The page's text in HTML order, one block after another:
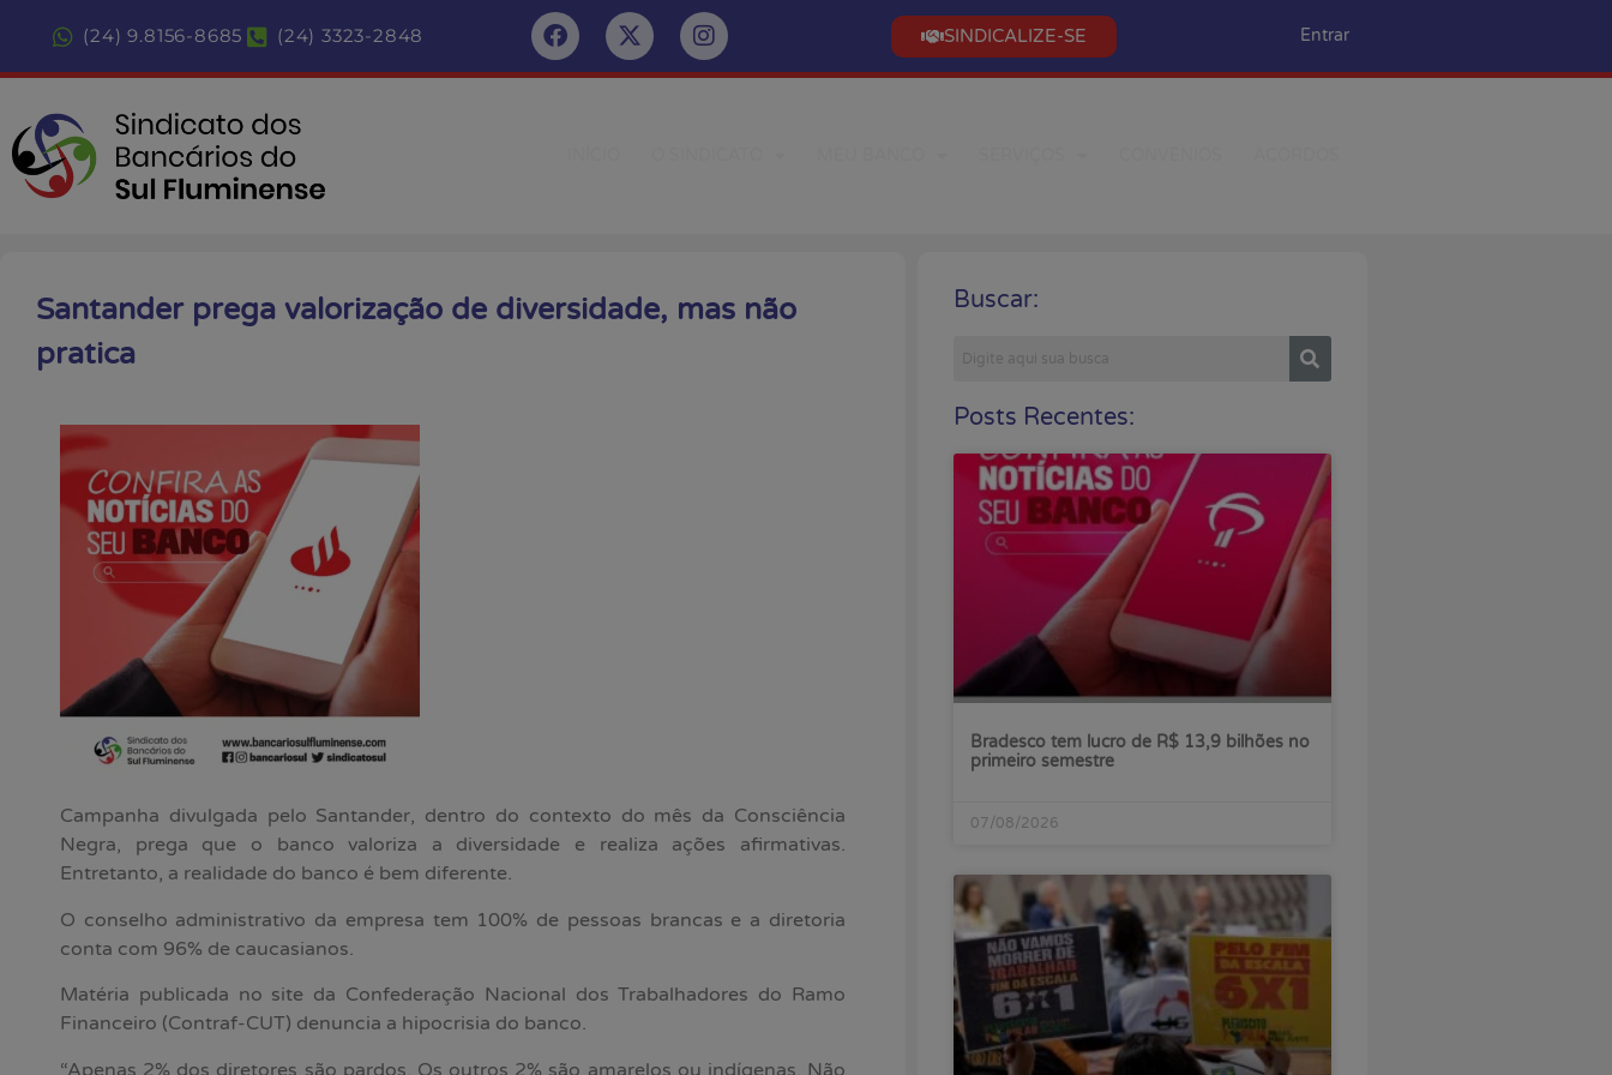
(24) 9.8156-8685 (24) 3323-2848 SINDICALIZE-SE Entrar
Santander prega valorização de diversidade, mas não
pratica
Campanha divulgada pelo Santander, dentro do contexto do mês da Consciência
Negra, prega que o banco valoriza a diversidade e realiza ações afirmativas.
Entretanto, a realidade do banco é bem diferente.
O conselho administrativo da empresa tem 100% de pessoas brancas e a diretoria
conta com 96% de caucasianos.
Matéria publicada no site da Confederação Nacional dos Trabalhadores do Ramo
Financeiro (Contraf-CUT) denuncia a hipocrisia do banco.
“Apenas 2% dos diretores são pardos. Os outros 2% são amarelos ou indígenas. Não
Buscar:
Posts Recentes:
Bradesco tem lucro de R$ 13,9 bilhões no
primeiro semestre
07/08/2026